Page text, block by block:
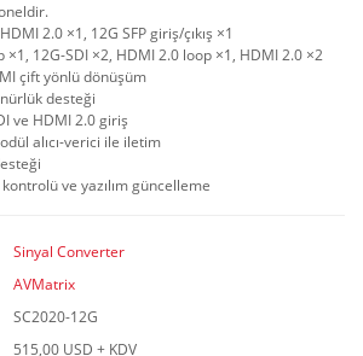
2.0 ×1, 12G SFP giriş/çıkış ×1
×1, 12G-SDI ×2, HDMI 2.0 loop ×1, HDMI 2.0 ×2
çift yönlü dönüşüm
desteği
ve HDMI 2.0 giriş
alıcı-verici ile iletim
kontrolü ve yazılım güncelleme
Sinyal Converter
AVMatrix
SC2020-12G
515,00 USD + KDV